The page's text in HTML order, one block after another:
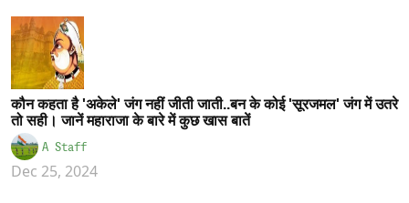
कौन कहता है 'अकेले' जंग नहीं जीती जाती..बन के कोई 'सूरजमल' जंग में उतरे
तो सही। जानें महाराजा के बारे में कुछ खास बातें
A Staff
Dec 25, 2024